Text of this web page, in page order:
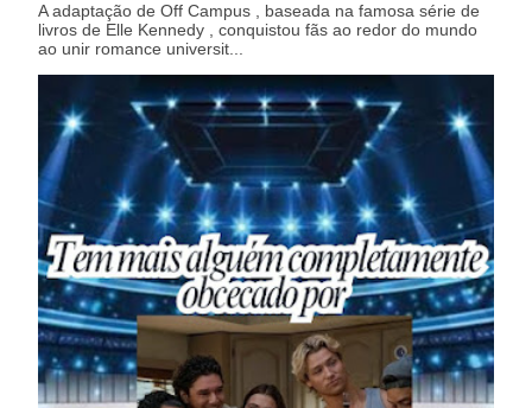
A adaptação de Off Campus , baseada na famosa série de
livros de Elle Kennedy , conquistou fãs ao redor do mundo
ao unir romance universit...